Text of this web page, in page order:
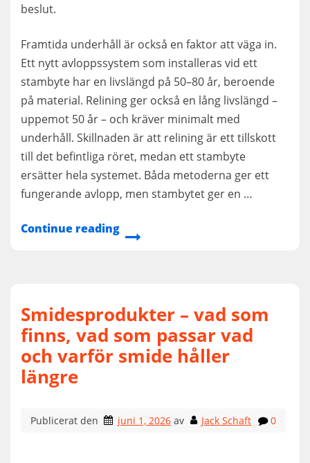
beslut.
Framtida underhåll är också en faktor att väga in.
Ett nytt avloppssystem som installeras vid ett
stambyte har en livslängd på 50–80 år, beroende
på material. Relining ger också en lång livslängd –
uppemot 50 år – och kräver minimalt med
underhåll. Skillnaden är att relining är ett tillskott
till det befintliga röret, medan ett stambyte
ersätter hela systemet. Båda metoderna ger ett
fungerande avlopp, men stambytet ger en …
Continue reading
Smidesprodukter – vad som
finns, vad som passar vad
och varför smide håller
längre
Publicerat den juni 1, 2026 av Jack Schaft 0